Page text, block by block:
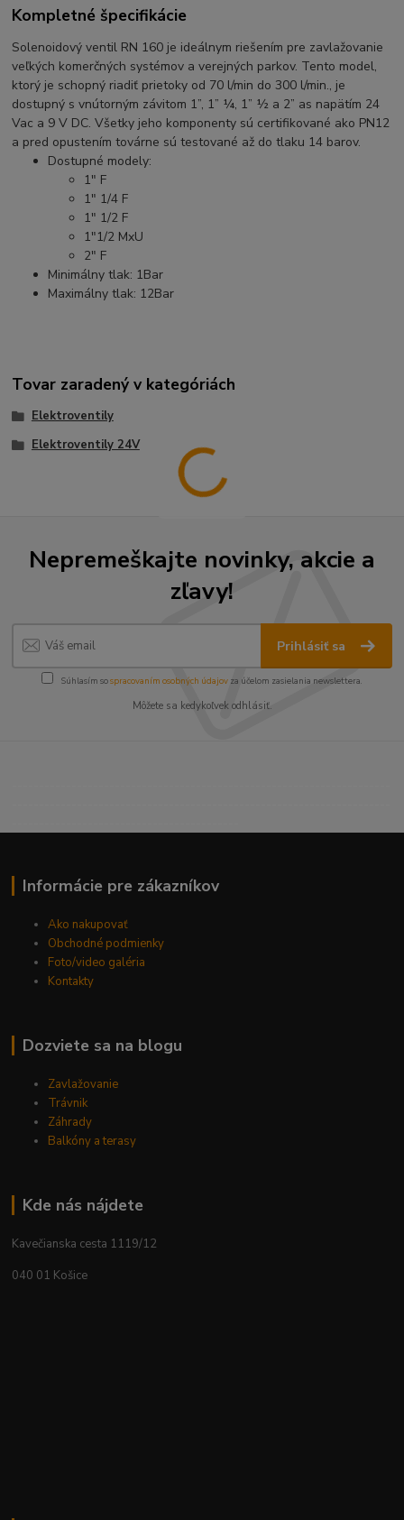
Kompletné špecifikácie
Solenoidový ventil RN 160 je ideálnym riešením pre zavlažovanie
veľkých komerčných systémov a verejných parkov. Tento model,
ktorý je schopný riadiť prietoky od 70 l/min do 300 l/min., je
dostupný s vnútorným závitom 1”, 1” ¼, 1” ½ a 2” as napätím 24
Vac a 9 V DC. Všetky jeho komponenty sú certifikované ako PN12
a pred opustením továrne sú testované až do tlaku 14 barov.
Dostupné modely:
1" F
1" 1/4 F
1" 1/2 F
1"1/2 MxU
2" F
Minimálny tlak: 1Bar
Maximálny tlak: 12Bar
Tovar zaradený v kategóriách
Elektroventily
Elektroventily 24V
Nepremeškajte novinky, akcie a
zľavy!
Prihlásiť sa
Súhlasím sospracovaním osobných údajov za účelom zasielania newslettera.
Môžete sa kedykoľvek odhlásiť.
Informácie pre zákazníkov
Ako nakupovať
Obchodné podmienky
Foto/video galéria
Kontakty
Dozviete sa na blogu
Zavlažovanie
Trávnik
Záhrady
Balkóny a terasy
Kde nás nájdete
Kavečianska cesta 1119/12
040 01 Košice